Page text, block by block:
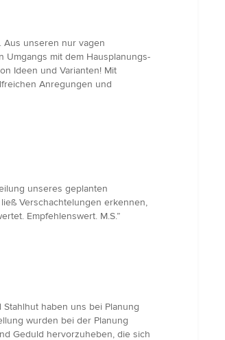
Aus unseren nur vagen
mit dem Hausplanungs-
Ideen und Varianten! Mit
Anregungen und
unseres geplanten
Verschachtelungen erkennen,
Empfehlenswert. M.S.”
haben uns bei Planung
wurden bei der Planung
Geduld hervorzuheben, die sich